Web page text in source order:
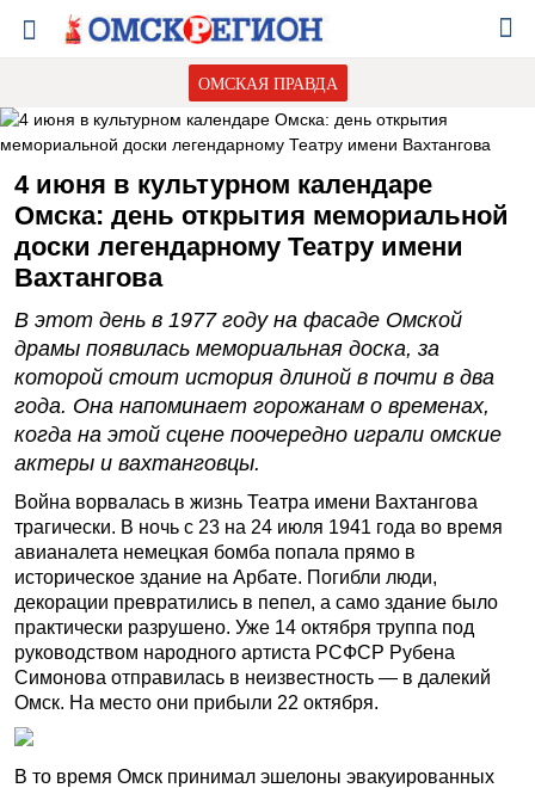
ОМСКАЯ ПРАВДА
4 июня в культурном календаре
Омска: день открытия мемориальной
доски легендарному Театру имени
Вахтангова
В этот день в 1977 году на фасаде Омской
драмы появилась мемориальная доска, за
которой стоит история длиной в почти в два
года. Она напоминает горожанам о временах,
когда на этой сцене поочередно играли омские
актеры и вахтанговцы.
Война ворвалась в жизнь Театра имени Вахтангова
трагически. В ночь с 23 на 24 июля 1941 года во время
авианалета немецкая бомба попала прямо в
историческое здание на Арбате. Погибли люди,
декорации превратились в пепел, а само здание было
практически разрушено. Уже 14 октября труппа под
руководством народного артиста РСФСР Рубена
Симонова отправилась в неизвестность — в далекий
Омск. На место они прибыли 22 октября.
В то время Омск принимал эшелоны эвакуированных